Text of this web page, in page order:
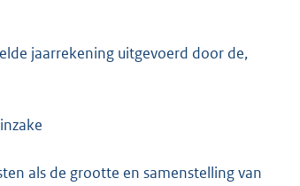
jaarrekening uitgevoerd door de,
als de grootte en samenstelling van